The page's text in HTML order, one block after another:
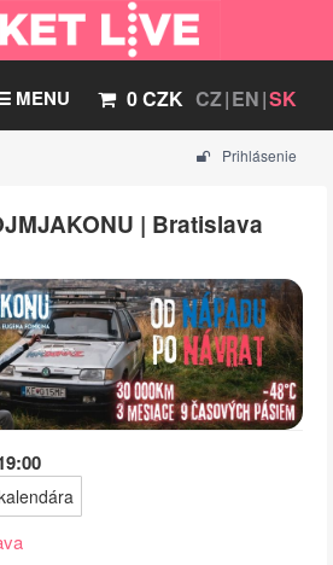
CZ EN SK
0 CZK
MENU
Prihlásenie
| Bratislava